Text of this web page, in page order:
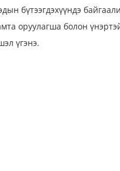
бүтээгдэхүүндэ
оруулагша болон
үгэнэ.